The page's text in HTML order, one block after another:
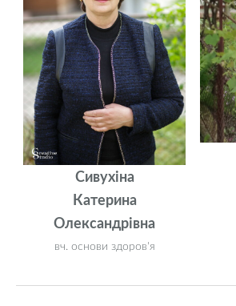
Сивухіна
Катерина
Олександрівна
вч. основи здоров'я